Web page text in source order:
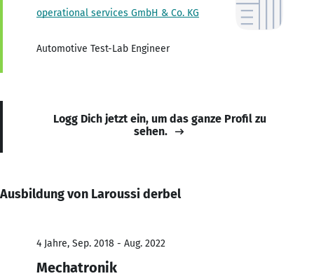
operational services GmbH & Co. KG
Automotive Test-Lab Engineer
Logg Dich jetzt ein, um das ganze Profil zu
sehen.
Ausbildung von Laroussi derbel
4 Jahre, Sep. 2018 - Aug. 2022
Mechatronik